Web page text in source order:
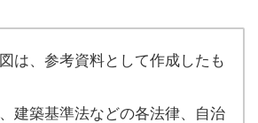
は、参考資料として作成したも
建築基準法などの各法律、自治